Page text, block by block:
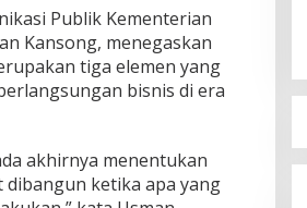
Publik Kementerian
Kansong, menegaskan
tiga elemen yang
bisnis di era
akhirnya menentukan
dibangun ketika apa yang